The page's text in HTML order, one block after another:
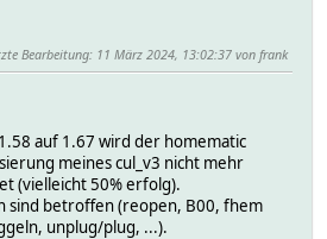
Bearbeitung: 11 März 2024, 13:02:37 von frank
auf 1.67 wird der homematic
meines cul_v3 nicht mehr
(vielleicht 50% erfolg).
sind betroffen (reopen, B00, fhem
unplug/plug, ...).